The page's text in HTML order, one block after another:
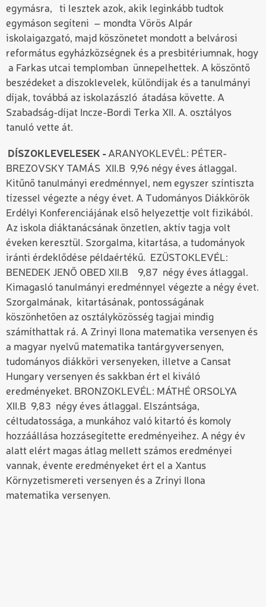
egymásra, ti lesztek azok, akik leginkább tudtok
egymáson segíteni – mondta Vörös Alpár
iskolaigazgató, majd köszönetet mondott a belvárosi
református egyházközségnek és a presbitériumnak, hogy
a Farkas utcai templomban ünnepelhettek. A köszöntő
beszédeket a díszoklevelek, különdíjak és a tanulmányi
díjak, továbbá az iskolazászló átadása követte. A
Szabadság-díjat Incze-Bordi Terka XII. A. osztályos
tanuló vette át.
DÍSZOKLEVELESEK - ARANYOKLEVÉL: PÉTER-
BREZOVSKY TAMÁS XII.B 9,96 négy éves átlaggal.
Kitűnő tanulmányi eredménnyel, nem egyszer színtiszta
tízessel végezte a négy évet. A Tudományos Diákkörök
Erdélyi Konferenciájának első helyezettje volt fizikából.
Az iskola diáktanácsának önzetlen, aktív tagja volt
éveken keresztül. Szorgalma, kitartása, a tudományok
iránti érdeklődése példaértékű. EZÜSTOKLEVÉL:
BENEDEK JENŐ OBED XII.B 9,87 négy éves átlaggal.
Kimagasló tanulmányi eredménnyel végezte a négy évet.
Szorgalmának, kitartásának, pontosságának
köszönhetően az osztályközösség tagjai mindig
számíthattak rá. A Zrinyi Ilona matematika versenyen és
a magyar nyelvű matematika tantárgyversenyen,
tudományos diákköri versenyeken, illetve a Cansat
Hungary versenyen és sakkban ért el kiváló
eredményeket. BRONZOKLEVÉL: MÁTHÉ ORSOLYA
XII.B 9,83 négy éves átlaggal. Elszántsága,
céltudatossága, a munkához való kitartó és komoly
hozzáállása hozzásegítette eredményeihez. A négy év
alatt elért magas átlag mellett számos eredményei
vannak, évente eredményeket ért el a Xantus
Környzetismereti versenyen és a Zrínyi Ilona
matematika versenyen.